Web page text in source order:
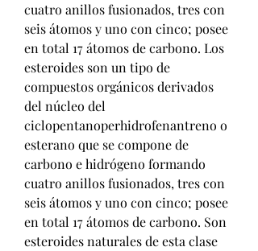
cuatro anillos fusionados, tres con
seis átomos y uno con cinco; posee
en total 17 átomos de carbono. Los
esteroides son un tipo de
compuestos orgánicos derivados
del núcleo del
ciclopentanoperhidrofenantreno o
esterano que se compone de
carbono e hidrógeno formando
cuatro anillos fusionados, tres con
seis átomos y uno con cinco; posee
en total 17 átomos de carbono. Son
esteroides naturales de esta clase